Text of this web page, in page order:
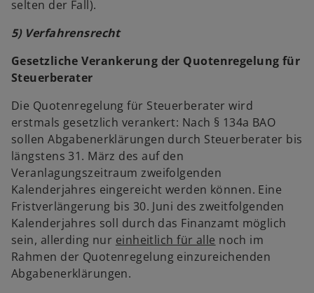
selten der Fall).
5) Verfahrensrecht
Gesetzliche Verankerung der Quotenregelung für
Steuerberater
Die Quotenregelung für Steuerberater wird
erstmals gesetzlich verankert: Nach § 134a BAO
sollen Abgabenerklärungen durch Steuerberater bis
längstens 31. März des auf den
Veranlagungszeitraum zweifolgenden
Kalenderjahres eingereicht werden können. Eine
Fristverlängerung bis 30. Juni des zweitfolgenden
Kalenderjahres soll durch das Finanzamt möglich
sein, allerding nur einheitlich für alle noch im
Rahmen der Quotenregelung einzureichenden
Abgabenerklärungen.